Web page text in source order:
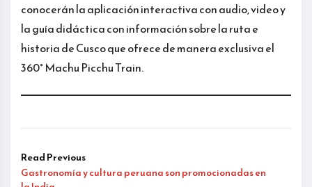
conocerán la aplicación interactiva con audio, video y
la guía didáctica con información sobre la ruta e
historia de Cusco que ofrece de manera exclusiva el
360° Machu Picchu Train.
Read Previous
Gastronomía y cultura peruana son promocionadas en